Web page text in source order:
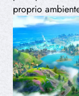
proprio